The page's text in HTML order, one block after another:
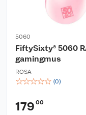
5060
FiftySixty® 5060
gamingmus
ROSA
☆☆☆☆☆ (0)
179 00